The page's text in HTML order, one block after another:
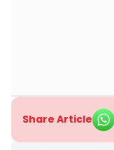
Share Article